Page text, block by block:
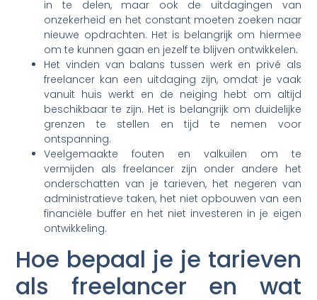
in te delen, maar ook de uitdagingen van
onzekerheid en het constant moeten zoeken naar
nieuwe opdrachten. Het is belangrijk om hiermee
om te kunnen gaan en jezelf te blijven ontwikkelen.
Het vinden van balans tussen werk en privé als
freelancer kan een uitdaging zijn, omdat je vaak
vanuit huis werkt en de neiging hebt om altijd
beschikbaar te zijn. Het is belangrijk om duidelijke
grenzen te stellen en tijd te nemen voor
ontspanning.
Veelgemaakte fouten en valkuilen om te
vermijden als freelancer zijn onder andere het
onderschatten van je tarieven, het negeren van
administratieve taken, het niet opbouwen van een
financiële buffer en het niet investeren in je eigen
ontwikkeling.
Hoe bepaal je je tarieven
als freelancer en wat